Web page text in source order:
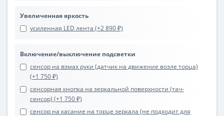
Увеличенная яркость
усиленная LED лента (+2 890 ₽)
Включение/выключение подсветки
сенсор на взмах руки (датчик на движение возле торца)
(+1 750 ₽)
сенсорная кнопка на зеркальной поверхности (тач-
сенсор) (+1 750 ₽)
сенсор на касание на торце зеркала (не подходит для